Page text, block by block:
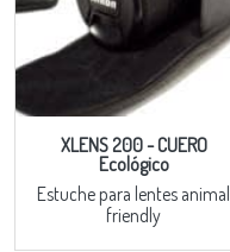
XLENS 200 - CUERO
Ecológico
Estuche para lentes animal
friendly